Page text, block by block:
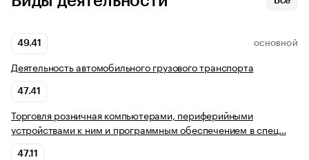
49.41 ОСНОВНОЙ
Деятельность автомобильного грузового транспорта
47.41
Торговля розничная компьютерами, периферийными
устройствами к ним и программным обеспечением в спец…
47.11